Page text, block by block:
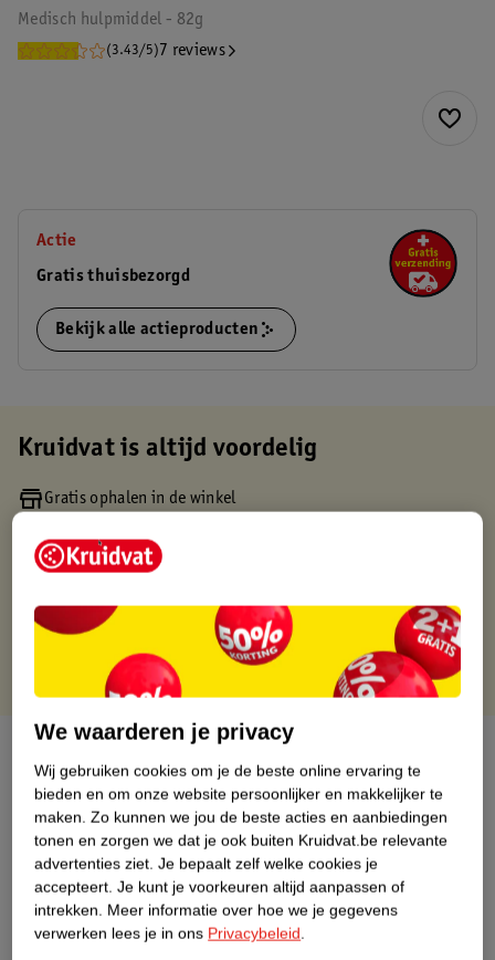
Medisch hulpmiddel - 82g
(3.43/5) 7 reviews
Actie
Gratis thuisbezorgd
Bekijk alle actieproducten
Kruidvat is altijd voordelig
Gratis ophalen in de winkel
Gratis thuisbezorgd vanaf 50.00
Gratis retourneren binnen 30 dagen
Gratis punten met je Kruidvat kaart
Over dit product
Productinformatie
Etiketinformatie
Nature Impact Score
We waarderen je privacy
Wij gebruiken cookies om je de beste online ervaring te
bieden en om onze website persoonlijker en makkelijker te
maken. Zo kunnen we jou de beste acties en aanbiedingen
tonen en zorgen we dat je ook buiten Kruidvat.be relevante
advertenties ziet. Je bepaalt zelf welke cookies je
accepteert. Je kunt je voorkeuren altijd aanpassen of
intrekken. Meer informatie over hoe we je gegevens
verwerken lees je in ons Privacybeleid.